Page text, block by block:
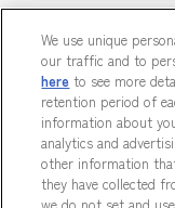
パートナーシップ構
ウェブサイトご利用条件
We use unique
our traffic and to
here to see more
retention period of
information about
analytics and
other information
they have collected